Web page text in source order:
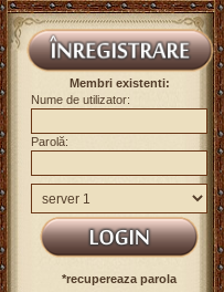
Membri existenti:
Nume de utilizator:
Parolă:
*recupereaza parola